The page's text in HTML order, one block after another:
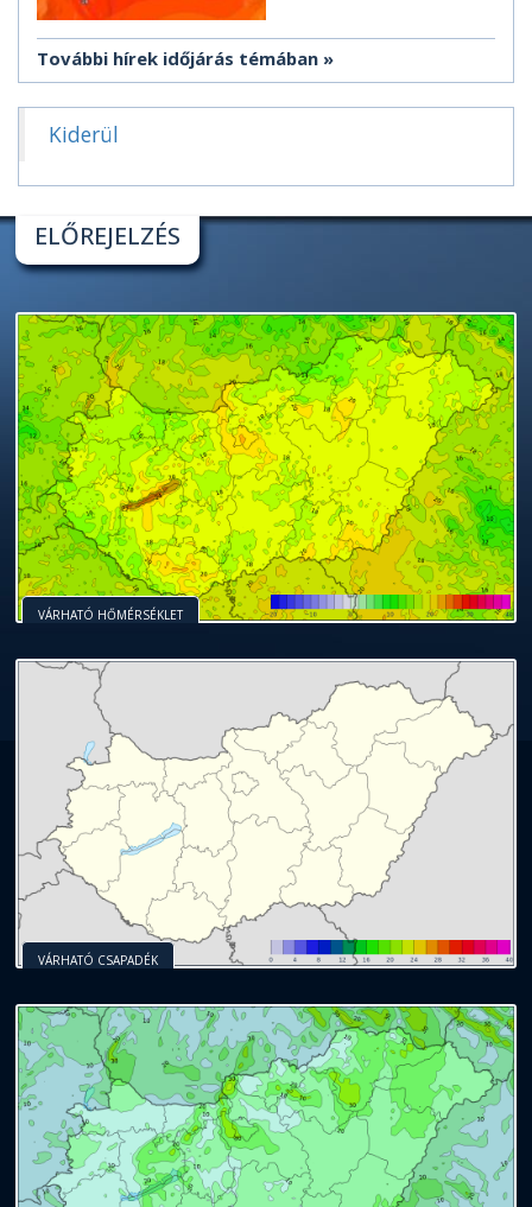
További hírek időjárás témában
Kiderül
ELŐREJELZÉS
VÁRHATÓ HŐMÉRSÉKLET
VÁRHATÓ CSAPADÉK